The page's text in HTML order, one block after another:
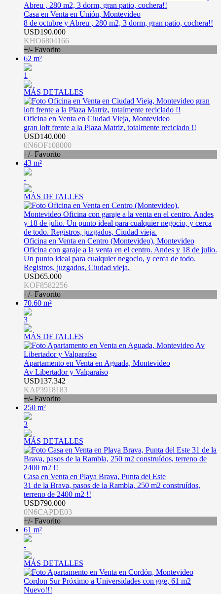
Casa en Venta en Unión, Montevideo
8 de octubre y Abreu , 280 m2, 3 dorm, gran patio, cochera!!
USD190.000
KHO6804166
+/- Favorito
62 m²
1
MÁS DETALLES
Oficina en Venta en Ciudad Vieja, Montevideo
gran loft frente a la Plaza Matriz, totalmente reciclado !!
USD140.000
0N6OF108000
+/- Favorito
43 m²
-
MÁS DETALLES
Oficina en Venta en Centro (Montevideo), Montevideo
Oficina con garaje a la venta en el centro. Andes y 18 de julio.
Un punto ideal para cualquier negocio, y cerca de todo.
Registros, juzgados, Ciudad vieja.
USD65.000
KOF8582256
+/- Favorito
70.60 m²
3
MÁS DETALLES
Apartamento en Venta en Aguada, Montevideo
Av Libertador y Valparaíso
USD137.342
KAP3918183
+/- Favorito
250 m²
3
MÁS DETALLES
Casa en Venta en Playa Brava, Punta del Este
31 de la Brava, pasos de la Rambla, 250 m2 construídos,
terreno de 2400 m2 !!
USD790.000
0N6CAPDE03
+/- Favorito
61 m²
-
MÁS DETALLES